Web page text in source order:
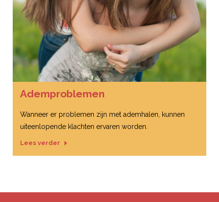
Ademproblemen
Wanneer er problemen zijn met ademhalen, kunnen
uiteenlopende klachten ervaren worden.
Lees verder